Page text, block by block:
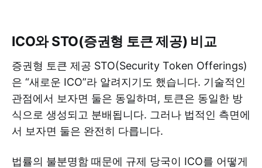
ICO와 STO(증권형 토큰 제공) 비교
증권형 토큰 제공 STO(Security Token Offerings)
은 “새로운 ICO”라 알려지기도 했습니다. 기술적인
관점에서 보자면 둘은 동일하며, 토큰은 동일한 방
식으로 생성되고 분배됩니다. 그러나 법적인 측면에
서 보자면 둘은 완전히 다릅니다.
법률의 불분명함 때문에 규제 당국이 ICO를 어떻게